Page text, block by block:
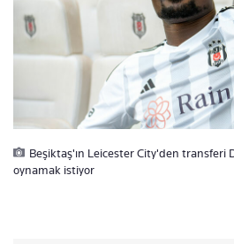
Beşiktaş'ın Leicester City'den transferi
oynamak istiyor